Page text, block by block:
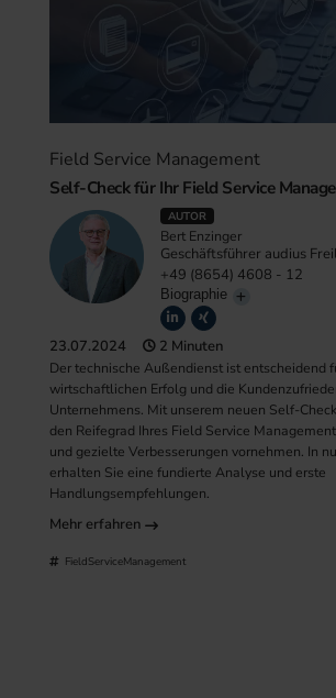
Field Service Management
Self-Check für Ihr Field Service
AUTOR
Bert Enzinger
Geschäftsführer audius
+49 (8654) 4608 - 12
Biographie
23.07.2024 2 Minuten
Der technische Außendienst ist entscheidend
wirtschaftlichen Erfolg und die
Unternehmens. Mit unserem neuen Self-
den Reifegrad Ihres Field Service
und gezielte Verbesserungen vornehmen. In
erhalten Sie eine fundierte Analyse und erste
Handlungsempfehlungen.
Mehr erfahren
FieldServiceManagement